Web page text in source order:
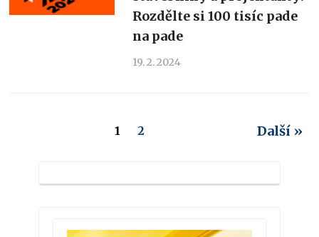
Rozdělte si 100 tisíc pade
na pade
19. 2. 2024
1 2 Další »